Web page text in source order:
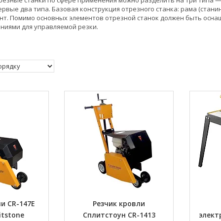
два типа. Базовая конструкция отрезного станка: рама
Помимо основных элементов отрезной станок должен быть
для управляемой резки.
CR-147E
Резчик кровли
Сплитстоун CR-1413